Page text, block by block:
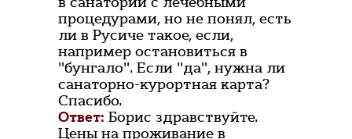
процедурами, но не понял, есть
ли в Русиче такое, если,
например остановиться в
"бунгало". Если "да", нужна ли
санаторно-курортная карта?
Спасибо.
Ответ: Борис здравствуйте.
Цены на проживание в